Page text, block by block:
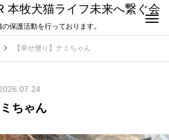
本牧犬猫ライフ未来へ繋ぐ会
保護活動を行っております。
【幸せ便り】ナミちゃん
ちゃん